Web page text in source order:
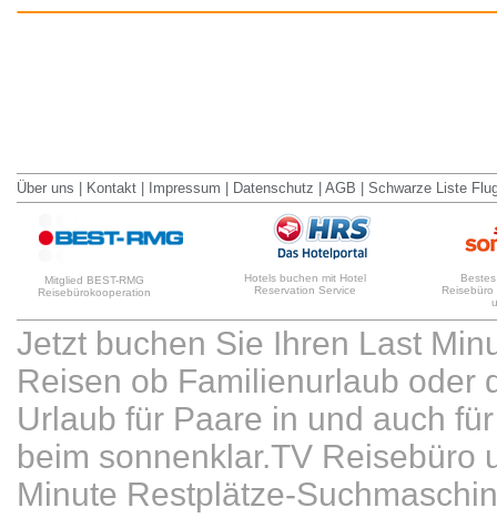
Über uns Kontakt Impressum Datenschutz AGB Schwarze Liste
Mitglied BEST-RMG
Reisebürokooperation
Hotels buchen mit Hotel
Reservation Service
Jetzt buchen Sie Ihren Last
Reisen ob Familienurlaub oder
Urlaub für Paare in und auch
beim sonnenklar.TV Reisebüro
Minute Restplätze-